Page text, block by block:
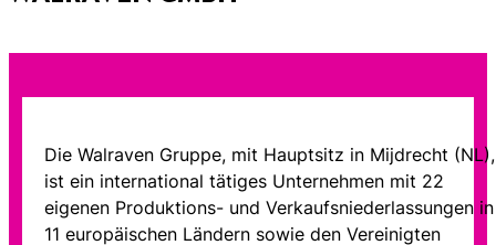
Die Walraven Gruppe, mit Hauptsitz in Mijdrecht (NL),
ist ein international tätiges Unternehmen mit 22
eigenen Produktions- und Verkaufsniederlassungen in
11 europäischen Ländern sowie den Vereinigten